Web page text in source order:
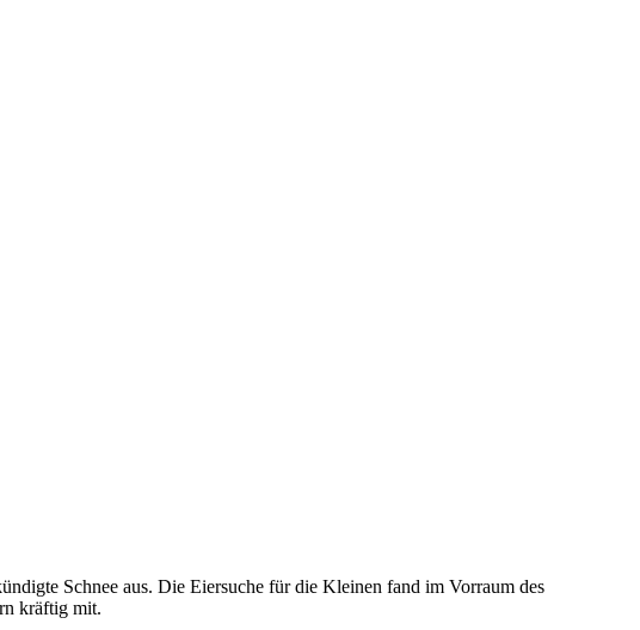
Schnee aus. Die Eiersuche für die Kleinen fand im Vorraum des
kräftig mit.